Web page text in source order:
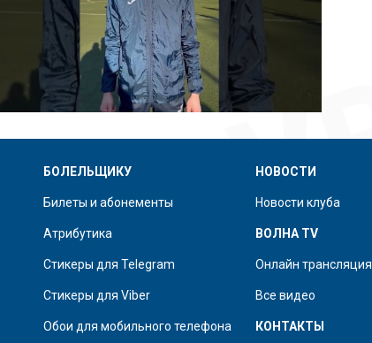
БОЛЕЛЬЩИКУ
Билеты и абонементы
Атрибутика
Стикеры для Telegram
Стикеры для Viber
Обои для мобильного телефона
НОВОСТИ
Новости клуба
ВОЛНА TV
Онлайн трансляция
Все видео
КОНТАКТЫ